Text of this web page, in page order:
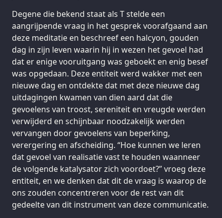
Degene die bekend staat als T stelde een
aangrijpende vraag in het gesprek voorafgaand aan
deze meditatie en beschreef een halcyon, gouden
dag in zijn leven waarin hij in wezen het gevoel had
dat er enige vooruitgang was geboekt en enig besef
was opgedaan. Deze entiteit werd wakker met een
nieuwe dag en ontdekte dat met deze nieuwe dag
uitdagingen kwamen van dien aard dat die
gevoelens van troost, sereniteit en vreugde werden
verwijderd en schijnbaar noodzakelijk werden
vervangen door gevoelens van beperking,
verergering en afscheiding. “Hoe kunnen we leren
dat gevoel van realisatie vast te houden waanneer
de volgende katalysator zich voordoet?” vroeg deze
entiteit, en we denken dat dit de vraag is waarop de
ons zouden concentreren voor de rest van dit
gedeelte van dit instrument van deze communicatie.